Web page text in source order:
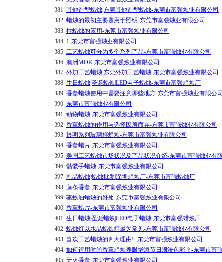
381. 其他造型蜡烛,东莞其他造型蜡烛-东莞市富强烛业有限公司
382. 蜡烛的最初主要是用于照明-东莞市富强烛业有限公司
383. 柱蜡烛的应用-东莞市富强烛业有限公司
384. 1-东莞市富强烛业有限公司
385. 工艺蜡烛可分为多个系列产品-东莞市富强烛业有限公司
386. 澳洲MOR-东莞市富强烛业有限公司
387. 外加工艺蜡烛,东莞外加工艺蜡烛-东莞市富强烛业有限公司
388. 生日蜡烛|圣诞蜡烛|LED电子蜡烛-东莞市富强蜡烛厂
389. 香薰蜡烛使用中需要注意哪些地方-东莞市富强烛业有限公
390. 东莞市富强烛业有限公司
391. 动物蜡烛-东莞市富强烛业有限公司
392. 香薰蜡烛的作用与选择因房而异-东莞市富强烛业有限公司
393. 透明系列玻璃杯蜡烛-东莞市富强烛业有限公司
394. 香薰蜡片-东莞市富强烛业有限公司
395. 美国工艺蜡烛市场状况及产品状况介绍-东莞市富强烛业有
396. 骷髅手蜡烛-东莞市富强烛业有限公司
397. 礼品蜡烛|蜡烛批发|深圳蜡烛厂-东莞市富强蜡烛厂
398. 藤条香薰-东莞市富强烛业有限公司
399. 驱蚊油蜡烛的好处-东莞市富强烛业有限公司
400. 香薰蜡片-东莞市富强烛业有限公司
401. 生日蜡烛|圣诞蜡烛|LED电子蜡烛-东莞市富强蜡烛厂
402. 蜡烛灯以水晶蜡烛灯最为常见-东莞市富强烛业有限公司
403. 喜欢工艺蜡烛的四大理由! -东莞市富强烛业有限公司
404. 如何运用时尚香薰蜡烛养眼增添节日浪漫色彩？-东莞市富
405. 无火香薰-东莞市富强烛业有限公司